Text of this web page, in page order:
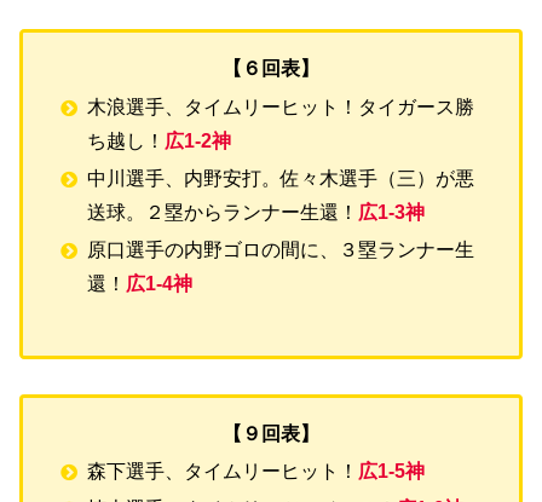
【６回表】
木浪選手、タイムリーヒット！タイガース勝
ち越し！ 広1-2神
中川選手、内野安打。佐々木選手（三）が悪
送球。２塁からランナー生還！ 広1-3神
原口選手の内野ゴロの間に、３塁ランナー生
還！ 広1-4神
【９回表】
森下選手、タイムリーヒット！ 広1-5神